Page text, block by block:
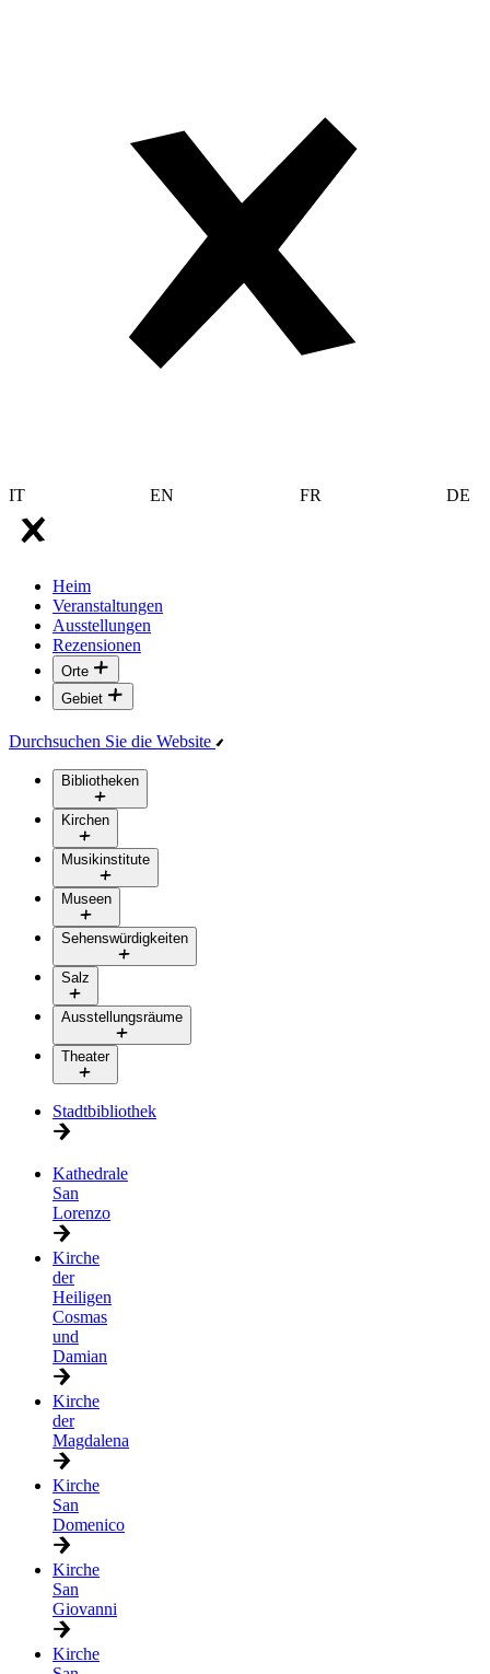
IT EN FR DE
Heim
Veranstaltungen
Ausstellungen
Rezensionen
Orte
Gebiet
Durchsuchen Sie die Website
Bibliotheken
Kirchen
Musikinstitute
Museen
Sehenswürdigkeiten
Salz
Ausstellungsräume
Theater
Stadtbibliothek
Kathedrale
San
Lorenzo
Kirche
der
Heiligen
Cosmas
und
Damian
Kirche
der
Magdalena
Kirche
San
Domenico
Kirche
San
Giovanni
Kirche